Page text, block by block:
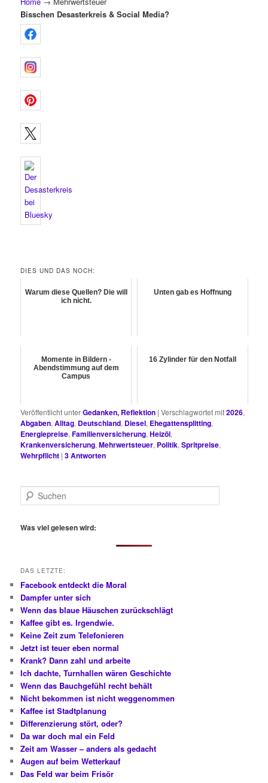
Bisschen Desasterkreis & Social Media?
DIES UND DAS NOCH:
Warum diese Quellen? Die will
ich nicht.
Unten gab es Hoffnung
Momente in Bildern -
Abendstimmung auf dem
Campus
16 Zylinder für den Notfall
Veröffentlicht unterGedanken, Reflektion |Verschlagwortet mit2026,
Abgaben,Alltag, Deutschland, Diesel, Ehegattensplitting,
Energiepreise,Familienversicherung,Heizöl,
Krankenversicherung,Mehrwertsteuer, Politik,Spritpreise,
Wehrpflicht |3Antworten
u
h
Was viel gelesen wird:
DAS LETZTE:
Facebook entdeckt die Moral
Dampfer unter sich
Wenn das blaue Häuschen zurückschlägt
Kaffee gibt es. Irgendwie.
Keine Zeit zum Telefonieren
Jetzt ist teuer eben normal
Krank? Dann zahl und arbeite
Ich dachte, Turnhallen wären Geschichte
Wenn das Bauchgefühl recht behält
Nicht bekommen ist nicht weggenommen
Kaffee ist Stadtplanung
Differenzierung stört, oder?
Da war doch mal ein Feld
Zeit am Wasser – anders als gedacht
Augen auf beim Wetterkauf
Das Feld war beim Frisör